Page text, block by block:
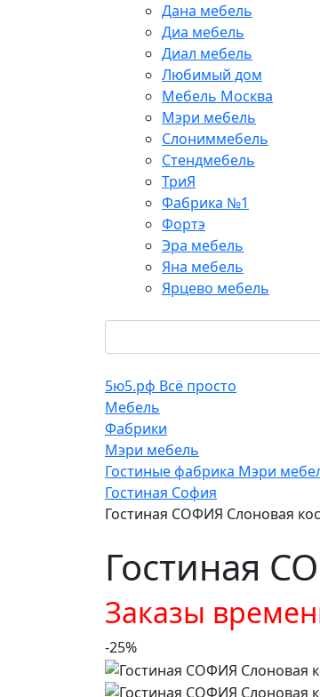
Дана мебель
Диа мебель
Диал мебель
Любимый дом
Мебель Москва
Мэри мебель
Слониммебель
Стендмебель
ТриЯ
Фабрика №1
Фортэ
Эра мебель
Яна мебель
Ярцево мебель
5ю5.рф Всё просто
Мебель
Фабрики
Мэри мебель
Гостиные фабрика Мэри
Гостиная София
Гостиная СОФИЯ Слоновая
Гостиная
Заказы
-25%